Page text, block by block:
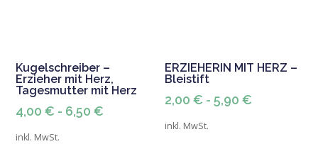
Kugelschreiber –
Erzieher mit Herz,
Tagesmutter mit Herz
4,00€ - 6,50€
inkl. MwSt.
ERZIEHERIN MIT HERZ –
Bleistift
2,00€ -5,90€
inkl. MwSt.